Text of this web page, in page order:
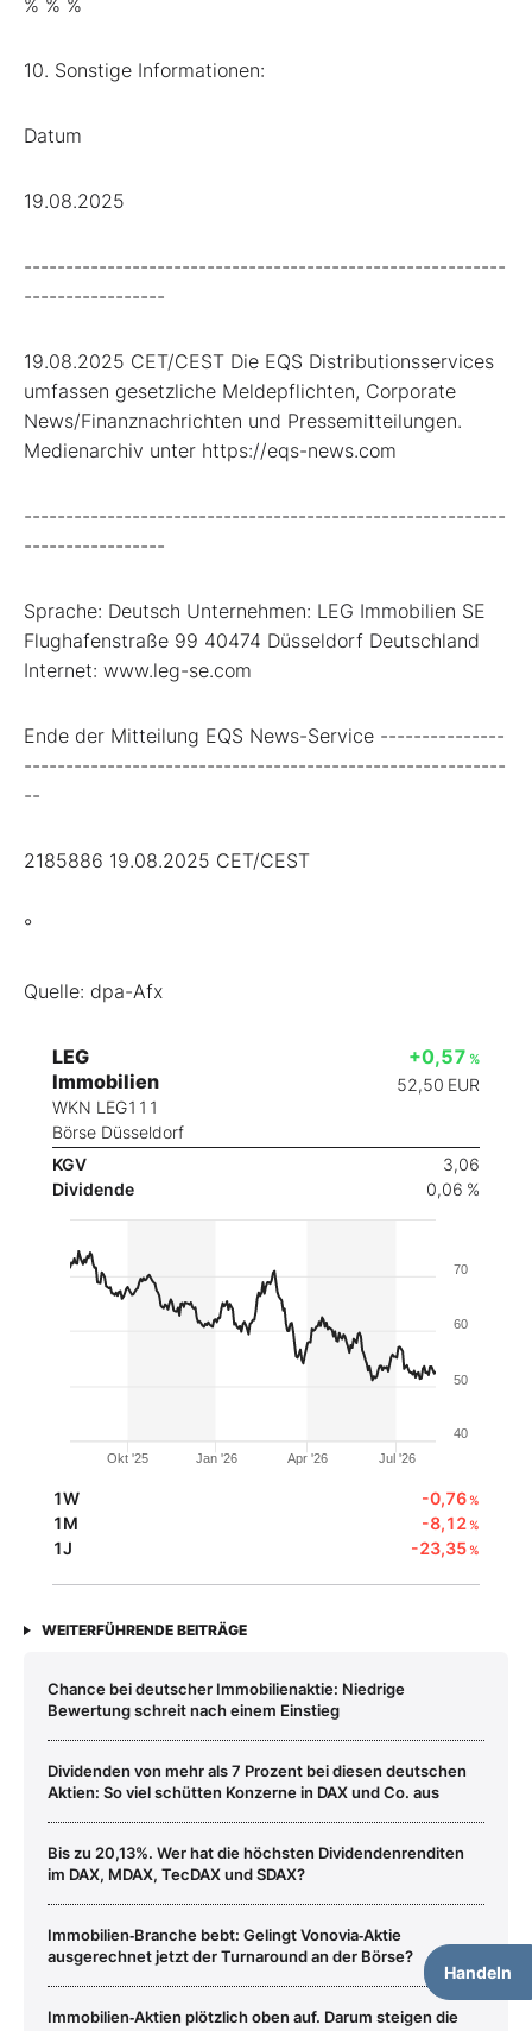
10. Sonstige Informationen:
Datum
19.08.2025
----------------------------------------------------------
-----------------
19.08.2025 CET/CEST Die EQS Distributionsservices
umfassen gesetzliche Meldepflichten, Corporate
News/Finanznachrichten und Pressemitteilungen.
Medienarchiv unter https://eqs-news.com
----------------------------------------------------------
-----------------
Sprache: Deutsch Unternehmen: LEG Immobilien SE
Flughafenstraße 99 40474 Düsseldorf Deutschland
Internet: www.leg-se.com
Ende der Mitteilung EQS News-Service ---------------
----------------------------------------------------------
--
2185886 19.08.2025 CET/CEST
°
Quelle: dpa-Afx
LEG
Immobilien
WKN LEG111
Börse Düsseldorf
+0,57 %
52,50 EUR
KGV
3,06
Dividende
0,06 %
Handeln
Okt '25 Jan '26 Apr '26 Jul '26
40
50
60
70
1W -0,76%
1M -8,12%
1J -23,35%
WEITERFÜHRENDE BEITRÄGE
Chance bei deutscher Immobilienaktie: Niedrige
Bewertung schreit nach einem Einstieg
Dividenden von mehr als 7 Prozent bei diesen deutschen
Aktien: So viel schütten Konzerne in DAX und Co. aus
Bis zu 20,13%. Wer hat die höchsten Dividendenrenditen
im DAX, MDAX, TecDAX und SDAX?
Immobilien‑Branche bebt: Gelingt Vonovia‑Aktie
ausgerechnet jetzt der Turnaround an der Börse?
Immobilien‑Aktien plötzlich oben auf. Darum steigen die